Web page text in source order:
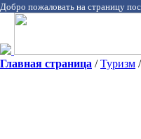
Добро пожаловать на страницу
Главная страница /Туризм /